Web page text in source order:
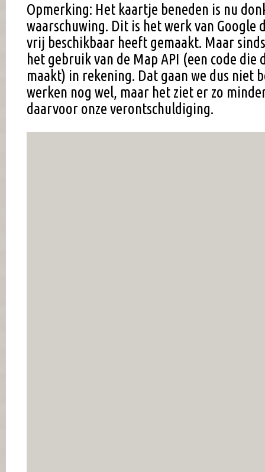
Opmerking: Het kaartje beneden is nu
waarschuwing. Dit is het werk van Google
vrij beschikbaar heeft gemaakt. Maar
het gebruik van de Map API (een code
maakt) in rekening. Dat gaan we dus niet
werken nog wel, maar het ziet er zo
daarvoor onze verontschuldiging.